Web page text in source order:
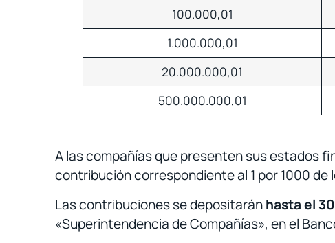
100.000,01
1.000.000,01
20.000.000,01
500.000.000,01
A las compañías que presenten sus estados
contribución correspondiente al 1 por 1000 de
Las contribuciones se depositaránhasta el
«Superintendencia de Compañías», en el